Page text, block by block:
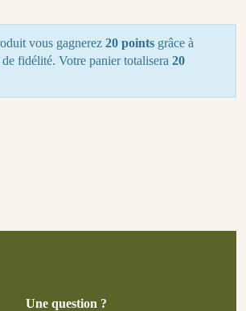
vous gagnerez 20 points grâce à
fidélité. Votre panier totalisera 20
Une question ?